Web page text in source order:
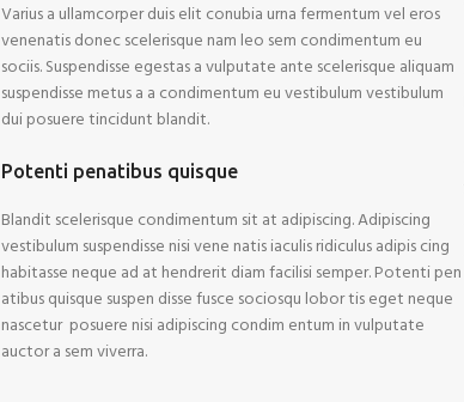
Varius a ullamcorper duis elit conubia urna fermentum vel eros
venenatis donec scelerisque nam leo sem condimentum eu
sociis. Suspendisse egestas a vulputate ante scelerisque aliquam
suspendisse metus a a condimentum eu vestibulum vestibulum
dui posuere tincidunt blandit.
Potenti penatibus quisque
Blandit scelerisque condimentum sit at adipiscing. Adipiscing
vestibulum suspendisse nisi vene natis iaculis ridiculus adipis cing
habitasse neque ad at hendrerit diam facilisi semper. Potenti pen
atibus quisque suspen disse fusce sociosqu lobor tis eget neque
nascetur posuere nisi adipiscing condim entum in vulputate
auctor a sem viverra.